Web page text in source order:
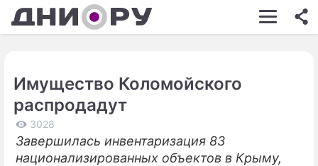
ШОУ-БИЗНЕС
КИНО
ЗДОРОВЬЕ
Имущество Коломойского
распродадут
3028
Завершилась инвентаризация 83
национализированных объектов в Крыму,